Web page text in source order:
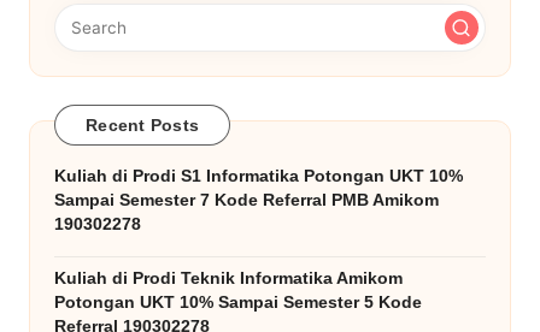
Recent Posts
Kuliah di Prodi S1 Informatika Potongan UKT 10%
Sampai Semester 7 Kode Referral PMB Amikom
190302278
Kuliah di Prodi Teknik Informatika Amikom
Potongan UKT 10% Sampai Semester 5 Kode
Referral 190302278